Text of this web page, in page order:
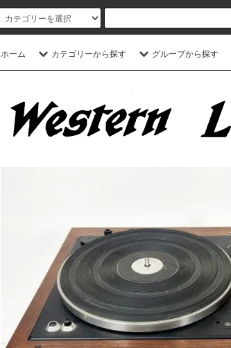
ホーム カテゴリーから探す グループから探す